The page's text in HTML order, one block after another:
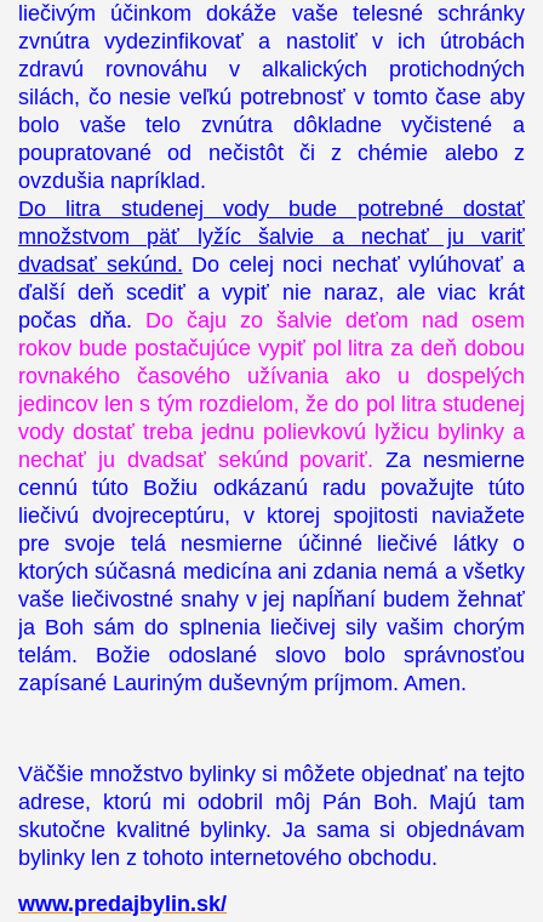
liečivým účinkom dokáže vaše telesné schránky
zvnútra vydezinfikovať a nastoliť v ich útrobách
zdravú rovnováhu v alkalických protichodných
silách, čo nesie veľkú potrebnosť v tomto čase aby
bolo vaše telo zvnútra dôkladne vyčistené a
poupratované od nečistôt či z chémie alebo z
ovzdušia napríklad.
Do litra studenej vody bude potrebné dostať
množstvom päť lyžíc šalvie a nechať ju variť
dvadsať sekúnd. Do celej noci nechať vylúhovať a
ďalší deň scediť a vypiť nie naraz, ale viac krát
počas dňa. Do čaju zo šalvie deťom nad osem
rokov bude postačujúce vypiť pol litra za deň dobou
rovnakého časového užívania ako u dospelých
jedincov len s tým rozdielom, že do pol litra studenej
vody dostať treba jednu polievkovú lyžicu bylinky a
nechať ju dvadsať sekúnd povariť. Za nesmierne
cennú túto Božiu odkázanú radu považujte túto
liečivú dvojreceptúru, v ktorej spojitosti naviažete
pre svoje telá nesmierne účinné liečivé látky o
ktorých súčasná medicína ani zdania nemá a všetky
vaše liečivostné snahy v jej napĺňaní budem žehnať
ja Boh sám do splnenia liečivej sily vašim chorým
telám. Božie odoslané slovo bolo správnosťou
zapísané Lauriným duševným príjmom. Amen.
Väčšie množstvo bylinky si môžete objednať na tejto
adrese, ktorú mi odobril môj Pán Boh. Majú tam
skutočne kvalitné bylinky. Ja sama si objednávam
bylinky len z tohoto internetového obchodu.
www.predajbylin.sk/